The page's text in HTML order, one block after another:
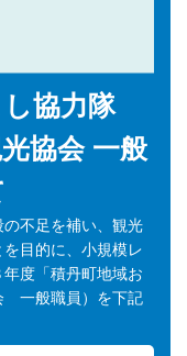
協力隊
協会 一般
不足を補い、観光
目的に、小規模レ
度「積丹町地域お
一般職員）を下記